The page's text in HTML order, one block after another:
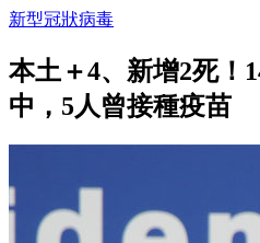
新型冠狀病毒
本土＋4、新增2死！
中，5人曾接種疫苗